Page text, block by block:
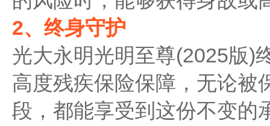
2、终身守护
光大永明光明至尊(2025版)
高度残疾保险保障，无论被
段，都能享受到这份不变的